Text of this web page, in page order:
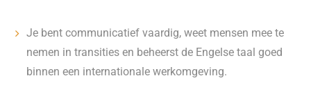
Je bent communicatief vaardig, weet mensen mee te
nemen in transities en beheerst de Engelse taal goed
binnen een internationale werkomgeving.